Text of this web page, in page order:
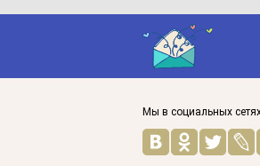
Мы в социальных